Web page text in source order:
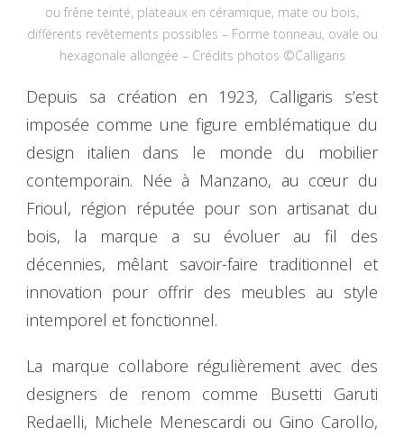
ou frêne teinté, plateaux en céramique, mate ou bois,
différents revêtements possibles – Forme tonneau, ovale ou
hexagonale allongée – Crédits photos ©Calligaris
Depuis sa création en 1923, Calligaris s’est
imposée comme une figure emblématique du
design italien dans le monde du mobilier
contemporain. Née à Manzano, au cœur du
Frioul, région réputée pour son artisanat du
bois, la marque a su évoluer au fil des
décennies, mêlant savoir-faire traditionnel et
innovation pour offrir des meubles au style
intemporel et fonctionnel.
La marque collabore régulièrement avec des
designers de renom comme Busetti Garuti
Redaelli, Michele Menescardi ou Gino Carollo,